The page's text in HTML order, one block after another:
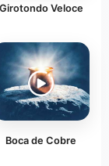
Girotondo Veloce
Boca de Cobre